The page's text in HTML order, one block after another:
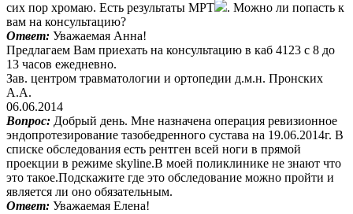
сих пор хромаю. Есть результаты МРТ
. Можно ли попасть к
вам на консультацию?
Ответ: Уважаемая Анна!
Предлагаем Вам приехать на консультацию в каб 4123 с 8 до
13 часов ежедневно.
Зав. центром травматологии и ортопедии д.м.н. Пронских
А.А.
06.06.2014
Вопрос: Добрый день. Мне назначена операция ревизионное
эндопротезирование тазобедренного сустава на 19.06.2014г. В
списке обследования есть рентген всей ноги в прямой
проекции в режиме skyline.В моей поликлинике не знают что
это такое.Подскажите где это обследование можно пройти и
является ли оно обязательным.
Ответ: Уважаемая Елена!